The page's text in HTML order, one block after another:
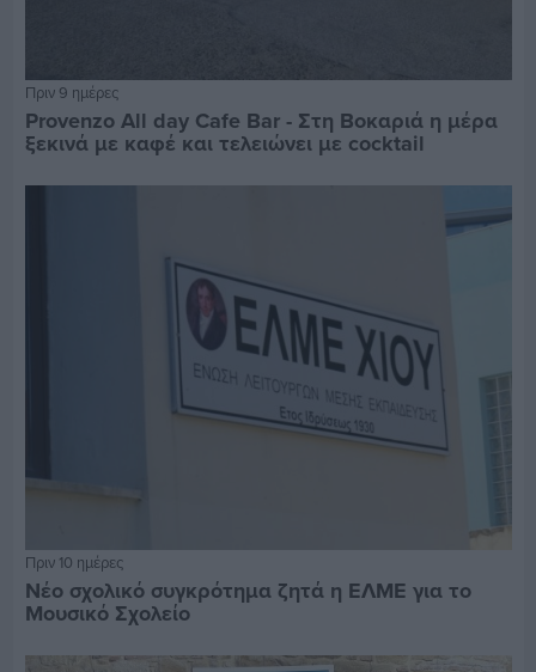
Πριν 9 ημέρες
Provenzo All day Cafe Bar - Στη Βοκαριά η μέρα
ξεκινά με καφέ και τελειώνει με cocktail
Πριν 10 ημέρες
Νέο σχολικό συγκρότημα ζητά η ΕΛΜΕ για το
Μουσικό Σχολείο